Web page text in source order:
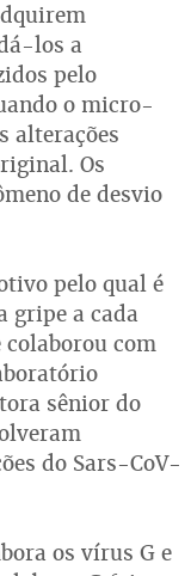
los a
pelo
o micro-
alterações
Os
de desvio
pelo qual é
gripe a cada
colaborou com
sênior do
do Sars-CoV-
os vírus G e